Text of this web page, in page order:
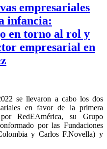
empresariales
infancia:
en torno al rol y
empresarial en
se llevaron a cabo los dos
en favor de la primera
RedEAmérica, su Grupo
por las Fundaciones
y Carlos F.Novella) y